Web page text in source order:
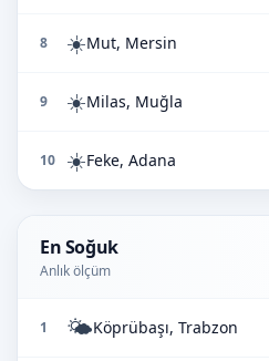
8 ☀️Mut, Mersin
9 ☀️Milas, Muğla
10 ☀️Feke, Adana
En Soğuk
Anlık ölçüm
1 🌤️Köprübaşı, Trabzon